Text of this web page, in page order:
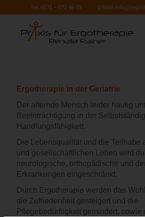
Tel. 0171 – 572 65 23 E-Mail
Ergotherapie in der Geriatrie
Der alternde Mensch leider häufig
Beeinträchtigung in der
Handlungsfähigkeit.
Die Lebensqualität und die Teilhabe
und gesellschaftlichen Leben wird
neurologische, orthopädische und
Erkrankungen eingeschränkt.
Durch Ergotherapie werden das
die Zufriedenheit gesteigert und die
Pflegebedürftigkeit gemindert, sowie